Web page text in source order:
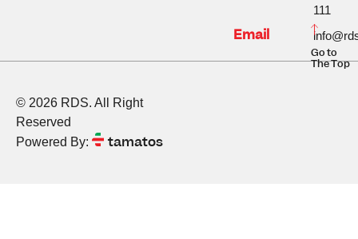
111
Email
© 2026 RDS. All Right
Reserved
Powered By:
tamatos
Go to
The Top